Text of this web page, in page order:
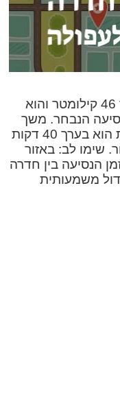
חדרה לעפולה בכבישים הוא בערך 46 קילומטר והוא
הנבחר. משך
הנסיעה בין חדרה לעפולה במכונית הוא בערך 40 דקות
שימו לב: באזור
הנסיעה בין חדרה
משמעותית